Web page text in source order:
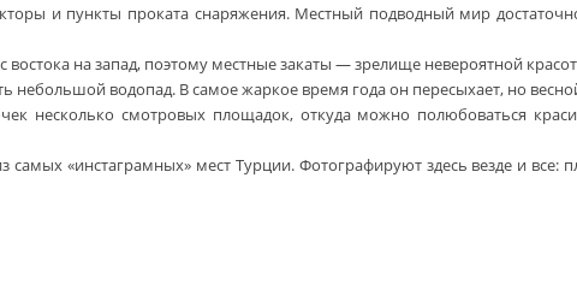
и пункты проката снаряжения. Местный подводный мир
востока на запад, поэтому местные закаты — зрелище невероятной
небольшой водопад. В самое жаркое время года он пересыхает, но
несколько смотровых площадок, откуда можно полюбоваться
«инстаграмных» мест Турции. Фотографируют здесь везде и